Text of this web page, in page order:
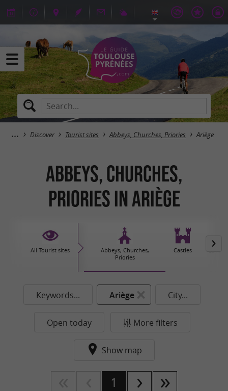
Discover Tourist sites Abbeys, Churches, Priories Ariège
Abbeys, Churches,
Priories in Ariège
All Tourist sites
Abbeys, Churches,
Priories
Castles Caves
Keywords... Ariège City...
Open today More filters
Show map
1